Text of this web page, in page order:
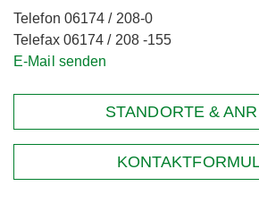
Telefon 06174 / 208-0
Telefax 06174 / 208 -155
E-Mail senden
STANDORTE &